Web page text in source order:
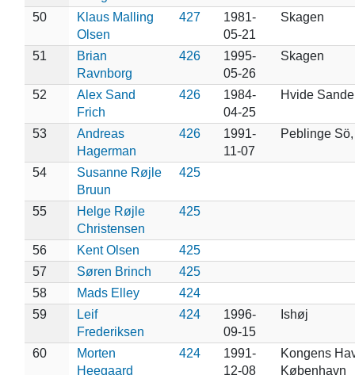
50
Klaus Malling
Olsen
427
1981-
05-21
Skagen
51
Brian
Ravnborg
426
1995-
05-26
Skagen
52
Alex Sand
Frich
426
1984-
04-25
Hvide Sande
53
Andreas
Hagerman
426
1991-
11-07
Peblinge
54
Susanne Røjle
Bruun
425
55
Helge Røjle
Christensen
425
56 Kent Olsen
425
57
Søren Brinch
425
58
Mads Elley
424
59
Leif
Frederiksen
424
1996-
09-15
Ishøj
60
Morten
Heegaard
424
1991-
12-08
Kongens
København